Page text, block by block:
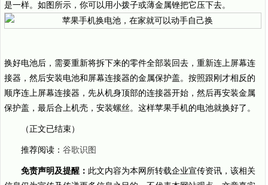
是一样。如图所示，你可以用小拨子或薄金属锉把它压下去。
换好电池后，需要重新将拆下来的零件全部装回去，重新连上屏幕连
接器，然后安装电池和屏幕连接器的金属保护盖。按照跟刚才相反的
顺序连上屏幕连接器，先从机身顶部的连接器开始，然后再安装金属
保护盖，最后合上机壳，安装螺丝。这样苹果手机的电池就换好了。
（正文已结束）
推荐阅读： 谷歌识图
免责声明及提醒： 此文内容为本网所转载企业宣传资讯，该相关